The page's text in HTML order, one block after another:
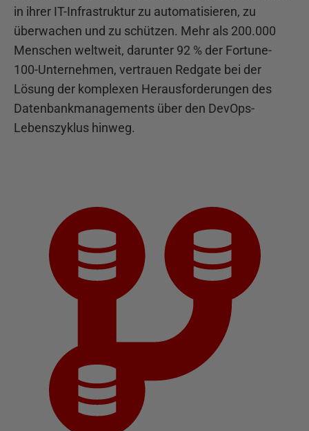
in ihrer IT-Infrastruktur zu automatisieren, zu
überwachen und zu schützen. Mehr als 200.000
Menschen weltweit, darunter 92 % der Fortune-
100-Unternehmen, vertrauen Redgate bei der
Lösung der komplexen Herausforderungen des
Datenbankmanagements über den DevOps-
Lebenszyklus hinweg.